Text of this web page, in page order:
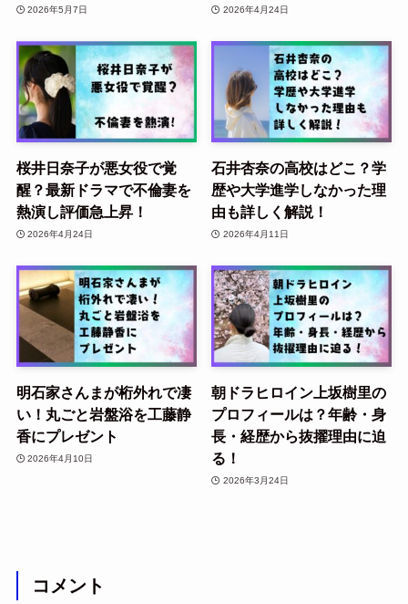
2026年5月7日 2026年4月24日
桜井日奈子が悪女役で覚
醒？最新ドラマで不倫妻を
熱演し評価急上昇！
2026年4月24日
石井杏奈の高校はどこ？学
歴や大学進学しなかった理
由も詳しく解説！
2026年4月11日
明石家さんまが桁外れで凄
い！丸ごと岩盤浴を工藤静
香にプレゼント
2026年4月10日
朝ドラヒロイン上坂樹里の
プロフィールは？年齢・身
長・経歴から抜擢理由に迫
る！
2026年3月24日
コメント